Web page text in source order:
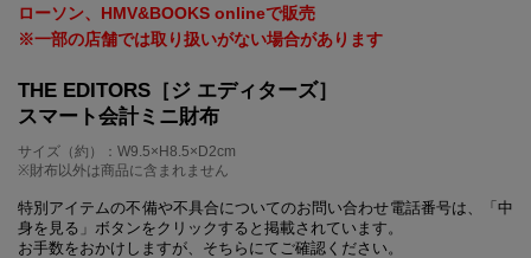
ローソン、HMV&BOOKS onlineで販売
※一部の店舗では取り扱いがない場合があります
THE EDITORS［ジ エディターズ］
スマート会計ミニ財布
サイズ（約）：W9.5×H8.5×D2cm
※財布以外は商品に含まれません
特別アイテムの不備や不具合についてのお問い合わせ電話番号は、「中
身を見る」ボタンをクリックすると掲載されています。
お手数をおかけしますが、そちらにてご確認ください。